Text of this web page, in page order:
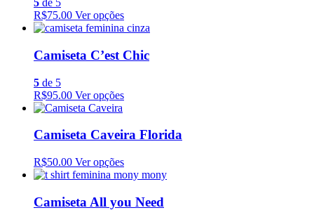
5 de 5
R$75.00 Ver opções
Camiseta C’est Chic
5 de 5
R$95.00 Ver opções
Camiseta Caveira Florida
R$50.00 Ver opções
Camiseta All you Need